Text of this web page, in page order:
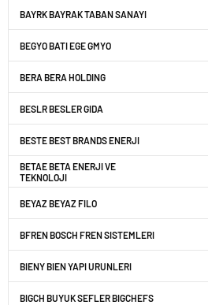
BAYRK BAYRAK TABAN SANAYI
BEGYO BATI EGE GMYO
BERA BERA HOLDING
BESLR BESLER GIDA
BESTE BEST BRANDS ENERJI
BETAE BETA ENERJI VE
TEKNOLOJI
BEYAZ BEYAZ FILO
BFREN BOSCH FREN SISTEMLERI
BIENY BIEN YAPI URUNLERI
BIGCH BUYUK SEFLER BIGCHEFS